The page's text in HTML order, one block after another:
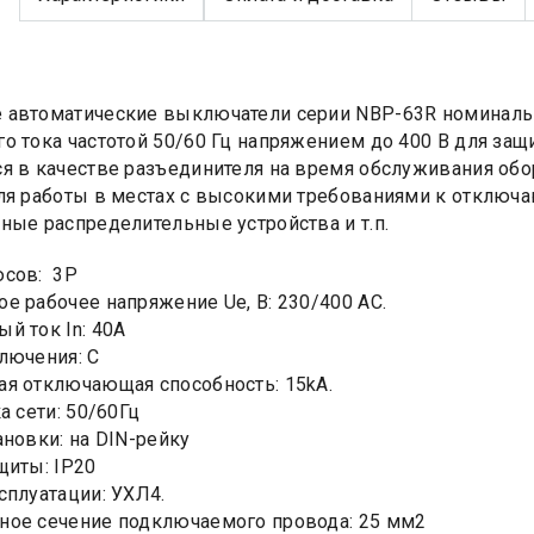
выключатели серии NBP-63R
тока частотой 50/60 Гц напряжением до 400 В для
в качестве разъединителя на время обслуживания
работы в местах с высокими требованиями к
распределительные устройства и т.п.
3Р
рабочее напряжение Ue, B: 230/400 AC.
ток In: 40А
C
отключающая способность: 15kA.
сети: 50/60Гц
на DIN-рейку
IP20
УХЛ4.
сечение подключаемого провода: 25 мм2